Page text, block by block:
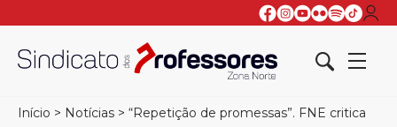
Início > Notícias > “Repetição de promessas”. FNE critica